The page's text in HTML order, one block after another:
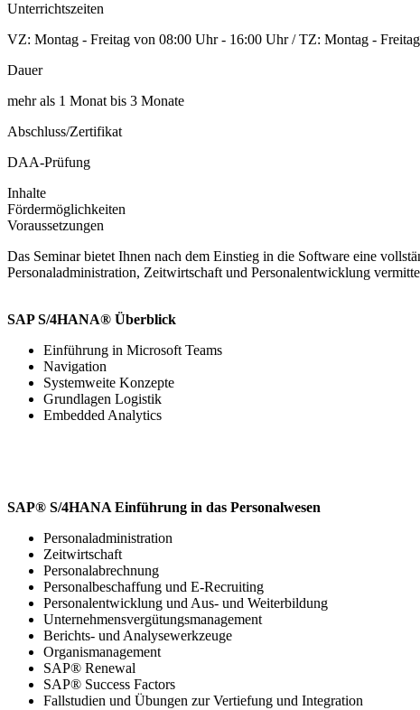
Unterrichtszeiten
VZ: Montag - Freitag von 08:00 Uhr - 16:00 Uhr / TZ: Montag -
Dauer
mehr als 1 Monat bis 3 Monate
Abschluss/Zertifikat
DAA-Prüfung
Inhalte
Fördermöglichkeiten
Voraussetzungen
Das Seminar bietet Ihnen nach dem Einstieg in die Software eine
Personaladministration, Zeitwirtschaft und Personalentwicklung
SAP S/4HANA® Überblick
Einführung in Microsoft Teams
Navigation
Systemweite Konzepte
Grundlagen Logistik
Embedded Analytics
SAP® S/4HANA Einführung in das Personalwesen
Personaladministration
Zeitwirtschaft
Personalabrechnung
Personalbeschaffung und E-Recruiting
Personalentwicklung und Aus- und Weiterbildung
Unternehmensvergütungsmanagement
Berichts- und Analysewerkzeuge
Organismanagement
SAP® Renewal
SAP® Success Factors
Fallstudien und Übungen zur Vertiefung und Integration